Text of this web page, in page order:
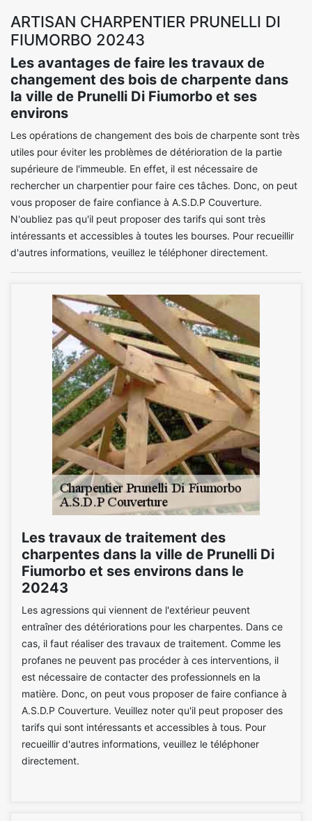
ARTISAN CHARPENTIER PRUNELLI DI
FIUMORBO 20243
Les avantages de faire les travaux de
changement des bois de charpente dans
la ville de Prunelli Di Fiumorbo et ses
environs
Les opérations de changement des bois de charpente sont très
utiles pour éviter les problèmes de détérioration de la partie
supérieure de l'immeuble. En effet, il est nécessaire de
rechercher un charpentier pour faire ces tâches. Donc, on peut
vous proposer de faire confiance à A.S.D.P Couverture.
N'oubliez pas qu'il peut proposer des tarifs qui sont très
intéressants et accessibles à toutes les bourses. Pour recueillir
d'autres informations, veuillez le téléphoner directement.
Les travaux de traitement des
charpentes dans la ville de Prunelli Di
Fiumorbo et ses environs dans le
20243
Les agressions qui viennent de l'extérieur peuvent
entraîner des détériorations pour les charpentes. Dans ce
cas, il faut réaliser des travaux de traitement. Comme les
profanes ne peuvent pas procéder à ces interventions, il
est nécessaire de contacter des professionnels en la
matière. Donc, on peut vous proposer de faire confiance à
A.S.D.P Couverture. Veuillez noter qu'il peut proposer des
tarifs qui sont intéressants et accessibles à tous. Pour
recueillir d'autres informations, veuillez le téléphoner
directement.